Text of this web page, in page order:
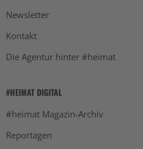
Newsletter
Kontakt
Die Agentur hinter #heimat
#HEIMAT DIGITAL
#heimat Magazin-Archiv
Reportagen